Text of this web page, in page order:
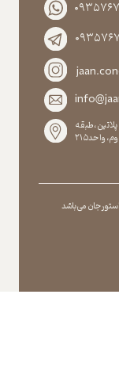
جان می باشد